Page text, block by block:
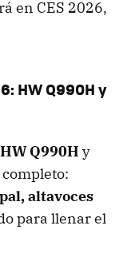
en CES 2026,
HW Q990H y
HW Q990H y
altavoces
para llenar el